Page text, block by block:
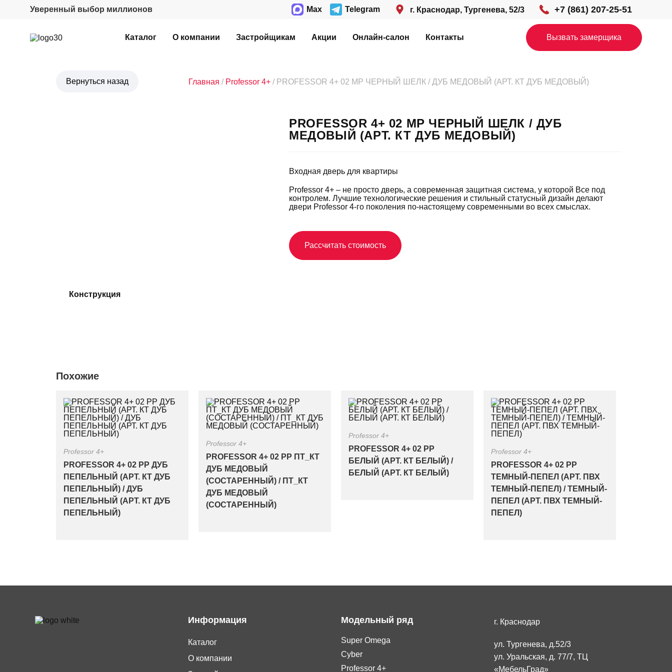
Уверенный выбор миллионов Max Telegram г. Краснодар, Тургенева, 52/3 +7 (861) 207-25-51
Каталог О компании Застройщикам Акции Онлайн-салон Контакты Вызвать замерщика
Главная / Professor 4+ / PROFESSOR 4+ 02 MP ЧЕРНЫЙ ШЕЛК / ДУБ МЕДОВЫЙ (АРТ. КТ ДУБ МЕДОВЫЙ)
PROFESSOR 4+ 02 MP ЧЕРНЫЙ ШЕЛК / ДУБ
МЕДОВЫЙ (АРТ. КТ ДУБ МЕДОВЫЙ)
Входная дверь для квартиры
Professor 4+ – не просто дверь, а современная защитная система, у которой Все под
контролем. Лучшие технологические решения и стильный статусный дизайн делают
двери Professor 4-го поколения по-настоящему современными во всех смыслах.
Рассчитать стоимость
Конструкция
Похожие
Professor 4+
PROFESSOR 4+ 02 PP ДУБ
ПЕПЕЛЬНЫЙ (АРТ. КТ ДУБ
ПЕПЕЛЬНЫЙ) / ДУБ
ПЕПЕЛЬНЫЙ (АРТ. КТ ДУБ
ПЕПЕЛЬНЫЙ)
Professor 4+
PROFESSOR 4+ 02 PP ПТ_КТ
ДУБ МЕДОВЫЙ
(СОСТАРЕННЫЙ) / ПТ_КТ
ДУБ МЕДОВЫЙ
(СОСТАРЕННЫЙ)
Professor 4+
PROFESSOR 4+ 02 PP
БЕЛЫЙ (АРТ. КТ БЕЛЫЙ) /
БЕЛЫЙ (АРТ. КТ БЕЛЫЙ)
Professor 4+
PROFESSOR 4+ 02 PP
ТЕМНЫЙ-ПЕПЕЛ (АРТ. ПВХ
ТЕМНЫЙ-ПЕПЕЛ) / ТЕМНЫЙ-
ПЕПЕЛ (АРТ. ПВХ ТЕМНЫЙ-
ПЕПЕЛ)
Информация
Каталог
О компании
Модельный ряд
Super Omega
Cyber
Professor 4+
г. Краснодар
ул. Тургенева, д.52/3
ул. Уральская, д. 77/7, ТЦ
«МебельГрад»